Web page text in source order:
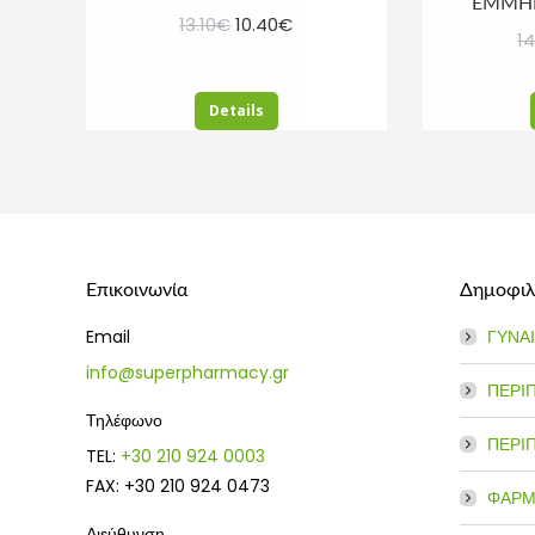
13.10€Original
was:
13.10€.
10.40€Η
Details
Επικοινωνία
Email
info@superpharmacy.gr
Τηλέφωνο
TEL: +30 210 924 0003
FAX: +30 210 924 0473